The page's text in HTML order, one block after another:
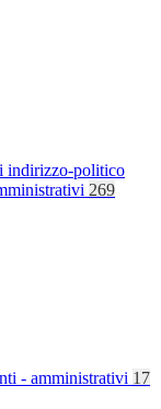
indirizzo-politico
269
- amministrativi 17